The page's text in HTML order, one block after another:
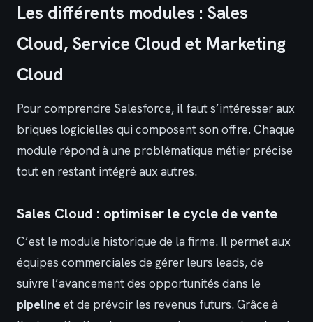
Les différents modules : Sales
Cloud, Service Cloud et Marketing
Cloud
Pour comprendre Salesforce, il faut s’intéresser aux
briques logicielles qui composent son offre. Chaque
module répond à une problématique métier précise
tout en restant intégré aux autres.
Sales Cloud : optimiser le cycle de vente
C’est le module historique de la firme. Il permet aux
équipes commerciales de gérer leurs leads, de
suivre l’avancement des opportunités dans le
pipeline et de prévoir les revenus futurs. Grâce à